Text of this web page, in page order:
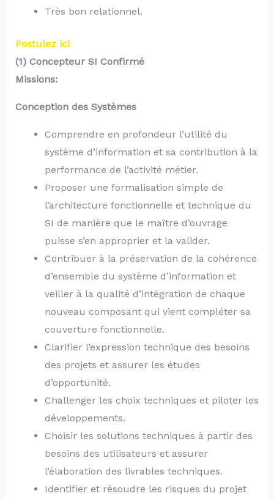
Très bon relationnel.
Postulez ici
(1) Concepteur SI Confirmé
Missions:
Conception des Systèmes
Comprendre en profondeur l’utilité du
système d’information et sa contribution à la
performance de l’activité métier.
Proposer une formalisation simple de
l’architecture fonctionnelle et technique du
SI de manière que le maître d’ouvrage
puisse s’en approprier et la valider.
Contribuer à la préservation de la cohérence
d’ensemble du système d’information et
veiller à la qualité d’intégration de chaque
nouveau composant qui vient compléter sa
couverture fonctionnelle.
Clarifier l’expression technique des besoins
des projets et assurer les études
d’opportunité.
Challenger les choix techniques et piloter les
développements.
Choisir les solutions techniques à partir des
besoins des utilisateurs et assurer
l’élaboration des livrables techniques.
Identifier et résoudre les risques du projet